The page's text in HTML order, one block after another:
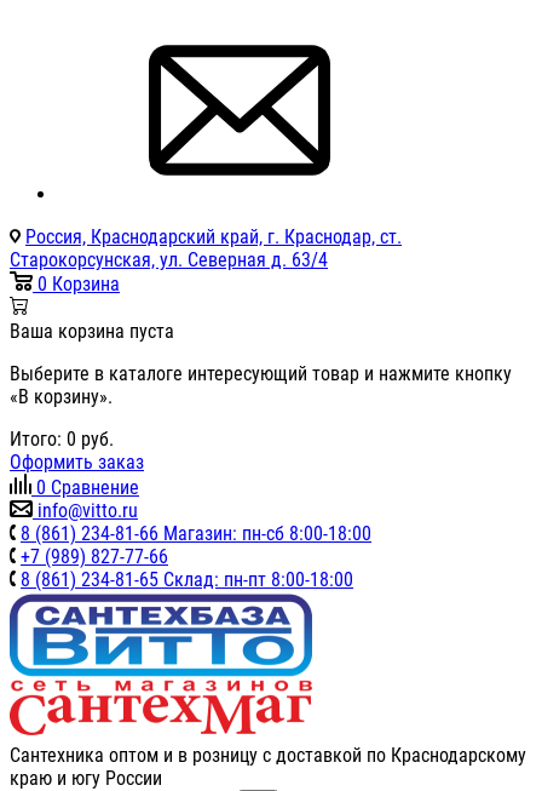
Россия, Краснодарский край, г. Краснодар, ст.
Старокорсунская, ул. Северная д. 63/4
0 Корзина
Ваша корзина пуста
Выберите в каталоге интересующий товар и нажмите кнопку
«В корзину».
Итого: 0 руб.
Оформить заказ
0 Сравнение
info@vitto.ru
8 (861) 234-81-66 Магазин: пн-сб 8:00-18:00
+7 (989) 827-77-66
8 (861) 234-81-65 Склад: пн-пт 8:00-18:00
Сантехника оптом и в розницу с доставкой по Краснодарскому
краю и югу России